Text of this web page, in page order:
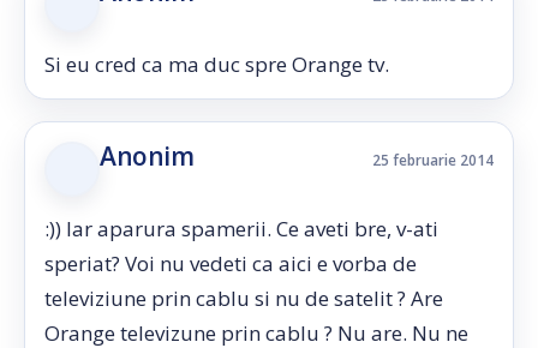
Si eu cred ca ma duc spre Orange tv.
Anonim 25 februarie 2014
:)) Iar aparura spamerii. Ce aveti bre, v-ati
speriat? Voi nu vedeti ca aici e vorba de
televiziune prin cablu si nu de satelit ? Are
Orange televizune prin cablu ? Nu are. Nu ne